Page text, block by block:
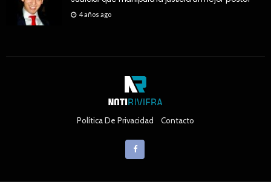
4 años ago
Política De Privacidad Contacto